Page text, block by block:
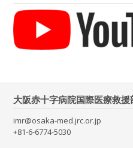
大阪赤十字病院国際医療救援
imr@osaka-med.jrc.or.jp
+81-6-6774-5030